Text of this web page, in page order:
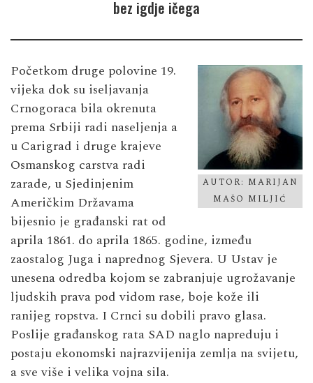
bez igdje ičega
AUTOR: MARIJAN
MAŠO MILJIĆ
Početkom druge polovine 19.
vijeka dok su iseljavanja
Crnogoraca bila okrenuta
prema Srbiji radi naseljenja a
u Carigrad i druge krajeve
Osmanskog carstva radi
zarade, u Sjedinjenim
Američkim Državama
bijesnio je građanski rat od
aprila 1861. do aprila 1865. godine, između
zaostalog Juga i naprednog Sjevera. U Ustav je
unesena odredba kojom se zabranjuje ugrožavanje
ljudskih prava pod vidom rase, boje kože ili
ranijeg ropstva. I Crnci su dobili pravo glasa.
Poslije građanskog rata SAD naglo napreduju i
postaju ekonomski najrazvijenija zemlja na svijetu,
a sve više i velika vojna sila.